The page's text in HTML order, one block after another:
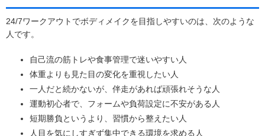
24/7ワークアウトでボディメイクを目指しやすいのは、次のような
人です。
自己流の筋トレや食事管理で迷いやすい人
体重よりも見た目の変化を重視したい人
一人だと続かないが、伴走があれば頑張れそうな人
運動初心者で、フォームや負荷設定に不安がある人
短期勝負というより、習慣から整えたい人
人目を気にしすぎず集中できる環境を求める人